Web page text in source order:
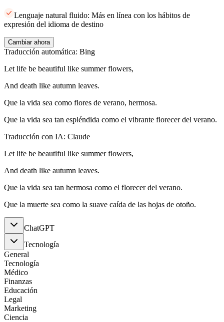
Lenguaje natural fluido: Más en línea con los hábitos de
expresión del idioma de destino
Cambiar ahora
Traducción automática: Bing
Let life be beautiful like summer flowers,
And death like autumn leaves.
Que la vida sea como flores de verano, hermosa.
Que la vida sea tan espléndida como el vibrante florecer del verano.
Traducción con IA: Claude
Let life be beautiful like summer flowers,
And death like autumn leaves.
Que la vida sea tan hermosa como el florecer del verano.
Que la muerte sea como la suave caída de las hojas de otoño.
ChatGPT
Tecnología
General
Tecnología
Médico
Finanzas
Educación
Legal
Marketing
Ciencia